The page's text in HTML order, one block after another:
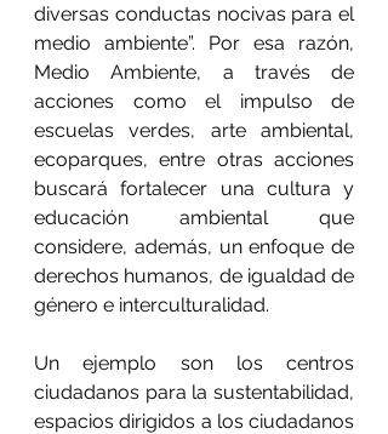
diversas conductas nocivas para el
medio ambiente”. Por esa razón,
Medio Ambiente, a través de
acciones como el impulso de
escuelas verdes, arte ambiental,
ecoparques, entre otras acciones
buscará fortalecer una cultura y
educación ambiental que
considere, además, un enfoque de
derechos humanos, de igualdad de
género e interculturalidad.
Un ejemplo son los centros
ciudadanos para la sustentabilidad,
espacios dirigidos a los ciudadanos